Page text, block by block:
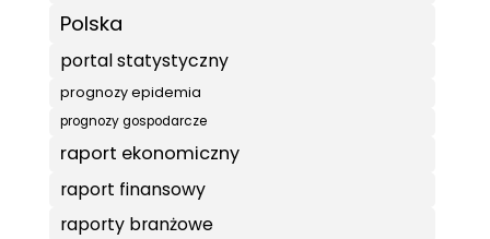
Polska
portal statystyczny
prognozy epidemia
prognozy gospodarcze
raport ekonomiczny
raport finansowy
raporty branżowe